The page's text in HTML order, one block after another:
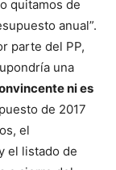
quitamos de
anual”.
parte del PP,
una
ni es
de 2017
el
el listado de